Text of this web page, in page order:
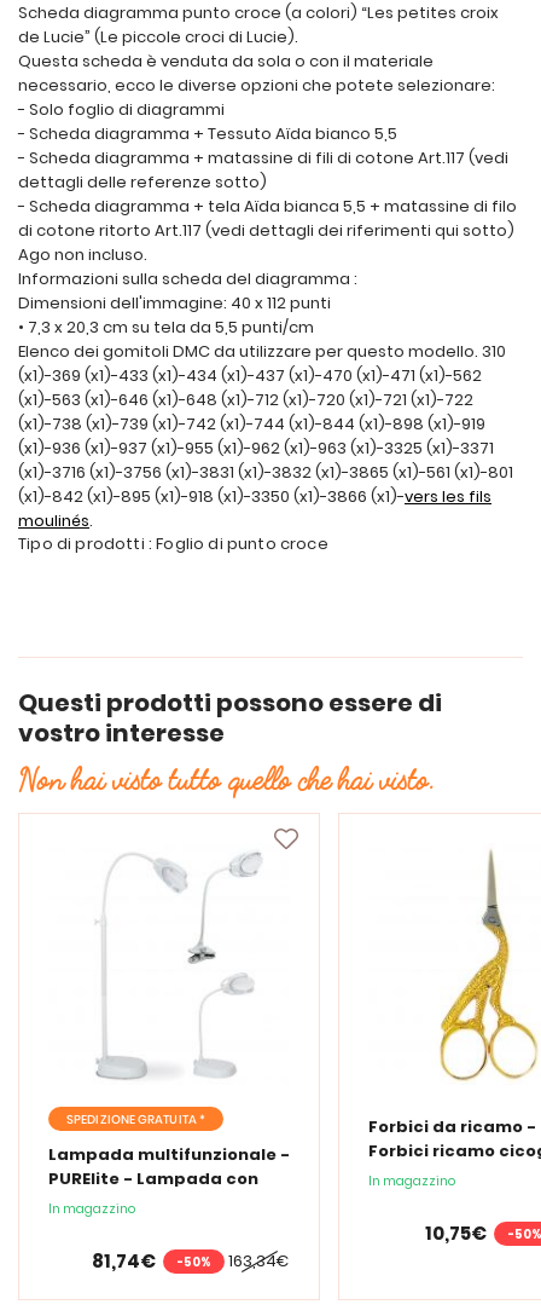
Scheda diagramma punto croce (a colori) “Les petites croix
de Lucie” (Le piccole croci di Lucie).
Questa scheda è venduta da sola o con il materiale
necessario, ecco le diverse opzioni che potete selezionare:
- Solo foglio di diagrammi
- Scheda diagramma + Tessuto Aïda bianco 5,5
- Scheda diagramma + matassine di fili di cotone Art.117 (vedi
dettagli delle referenze sotto)
- Scheda diagramma + tela Aïda bianca 5,5 + matassine di filo
di cotone ritorto Art.117 (vedi dettagli dei riferimenti qui sotto)
Ago non incluso.
Informazioni sulla scheda del diagramma :
Dimensioni dell'immagine: 40 x 112 punti
• 7,3 x 20,3 cm su tela da 5,5 punti/cm
Elenco dei gomitoli DMC da utilizzare per questo modello. 310
(x1)-369 (x1)-433 (x1)-434 (x1)-437 (x1)-470 (x1)-471 (x1)-562
(x1)-563 (x1)-646 (x1)-648 (x1)-712 (x1)-720 (x1)-721 (x1)-722
(x1)-738 (x1)-739 (x1)-742 (x1)-744 (x1)-844 (x1)-898 (x1)-919
(x1)-936 (x1)-937 (x1)-955 (x1)-962 (x1)-963 (x1)-3325 (x1)-3371
(x1)-3716 (x1)-3756 (x1)-3831 (x1)-3832 (x1)-3865 (x1)-561 (x1)-801
(x1)-842 (x1)-895 (x1)-918 (x1)-3350 (x1)-3866 (x1)-vers les fils
moulinés.
Tipo di prodotti : Foglio di punto croce
Questi prodotti possono essere di
vostro interesse
Non hai visto tutto quello che hai visto.
SPEDIZIONE GRATUITA *
Lampada multifunzionale -
PURElite - Lampada con
lente d'ingrandimento
In magazzino
163,34€
81,74€ -50%
Forbici da ricamo -
Forbici ricamo
In magazzino
10,75€ -50%